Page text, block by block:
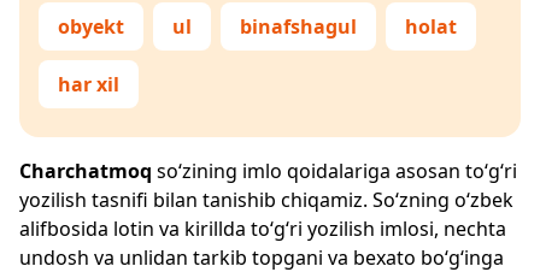
obyekt ul binafshagul holat
har xil
Charchatmoq so‘zining imlo qoidalariga asosan to‘g‘ri
yozilish tasnifi bilan tanishib chiqamiz. So‘zning o‘zbek
alifbosida lotin va kirillda to‘g‘ri yozilish imlosi, nechta
undosh va unlidan tarkib topgani va bexato bo‘g‘inga